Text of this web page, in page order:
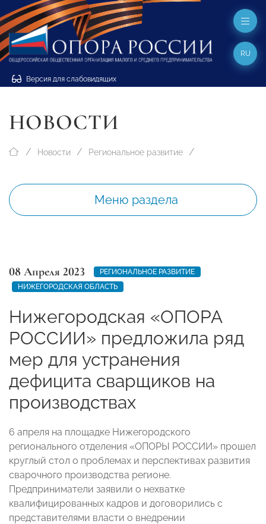
Версия для слабовидящих
RU
НОВОСТИ
Новости Региональное развитие
Меню раздела
08 Апреля 2023
РЕГИОНАЛЬНОЕ РАЗВИТИЕ
НИЖЕГОРОДСКАЯ ОБЛАСТЬ
Нижегородская «ОПОРА
РОССИИ» предложила ряд
мер для устранения
дефицита сварщиков на
производствах
6 апреля на площадке Нижегородского
регионального отделения «ОПОРЫ РОССИИ» прошел
круглый стол о проблемах и перспективах развития
сварочного производства регионе.
Предприниматели заявили о нехватке
квалифицированных кадров и договорились с
представителями власти о внедрении